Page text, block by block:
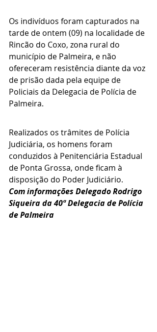
Os indivíduos foram capturados na
tarde de ontem (09) na localidade de
Rincão do Coxo, zona rural do
município de Palmeira, e não
ofereceram resistência diante da voz
de prisão dada pela equipe de
Policiais da Delegacia de Polícia de
Palmeira.
Realizados os trâmites de Polícia
Judiciária, os homens foram
conduzidos à Penitenciária Estadual
de Ponta Grossa, onde ficam à
disposição do Poder Judiciário.
Com informações Delegado Rodrigo
Siqueira da 40ª Delegacia de Polícia
de Palmeira